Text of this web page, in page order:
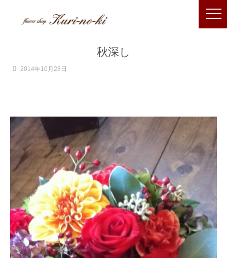
秋深し
2014年10月28日